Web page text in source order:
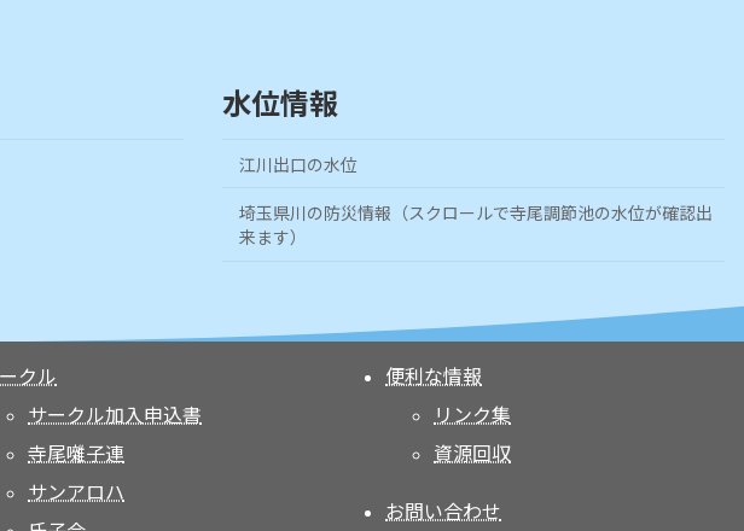
水位情報
江川出口の水位
埼玉県川の防災情報（スクロールで寺尾調節池の水位が確認出
来ます）
クル
サークル加入申込書
寺尾囃子連
サンアロハ
便利な情報
リンク集
資源回収
お問い合わせ